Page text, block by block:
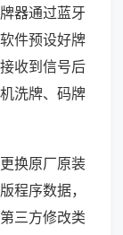
器通过蓝牙
件预设好牌
收到信号后
洗牌、码牌
换原厂原装
程序数据，
三方修改类